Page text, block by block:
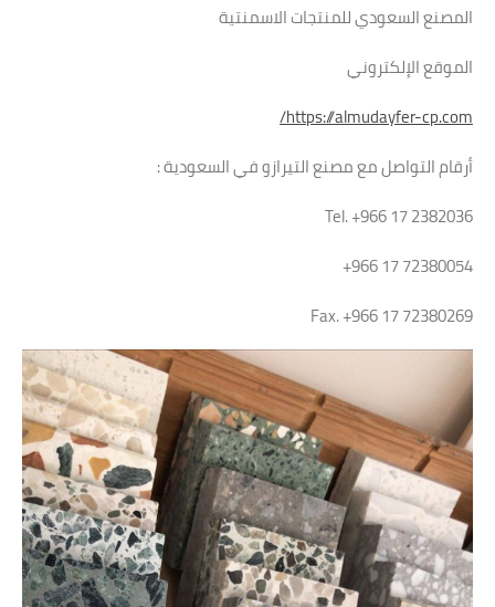
المصنع السعودي للمنتجات الاسمنتية
الموقع الإلكتروني
https://almudayfer-cp.com/
أرقام التواصل مع مصنع التيرازو في السعودية :
Tel. +966 17 2382036
72380054 17 966+
Fax. +966 17 72380269